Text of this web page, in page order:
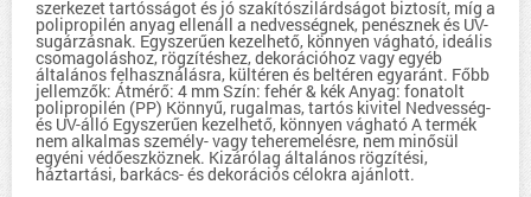
szerkezet tartósságot és jó szakítószilárdságot biztosít, míg a
polipropilén anyag ellenáll a nedvességnek, penésznek és UV-
sugárzásnak. Egyszerűen kezelhető, könnyen vágható, ideális
csomagoláshoz, rögzítéshez, dekorációhoz vagy egyéb
általános felhasználásra, kültéren és beltéren egyaránt. Főbb
jellemzők: Átmérő: 4 mm Szín: fehér & kék Anyag: fonatolt
polipropilén (PP) Könnyű, rugalmas, tartós kivitel Nedvesség-
és UV-álló Egyszerűen kezelhető, könnyen vágható A termék
nem alkalmas személy- vagy teheremelésre, nem minősül
egyéni védőeszköznek. Kizárólag általános rögzítési,
háztartási, barkács- és dekorációs célokra ajánlott.